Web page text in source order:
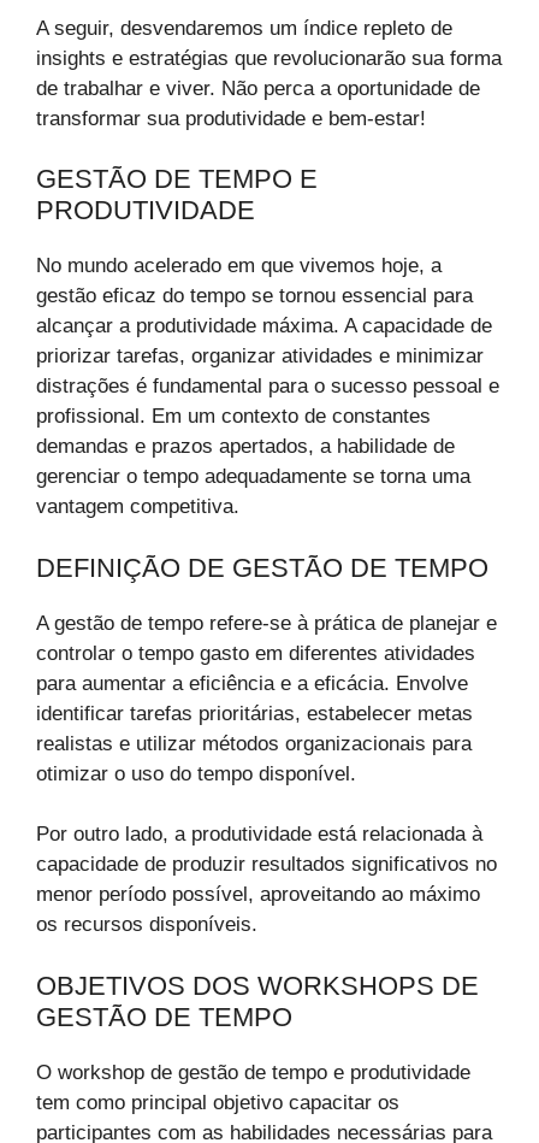
A seguir, desvendaremos um índice repleto de
insights e estratégias que revolucionarão sua forma
de trabalhar e viver. Não perca a oportunidade de
transformar sua produtividade e bem-estar!
GESTÃO DE TEMPO E
PRODUTIVIDADE
No mundo acelerado em que vivemos hoje, a
gestão eficaz do tempo se tornou essencial para
alcançar a produtividade máxima. A capacidade de
priorizar tarefas, organizar atividades e minimizar
distrações é fundamental para o sucesso pessoal e
profissional. Em um contexto de constantes
demandas e prazos apertados, a habilidade de
gerenciar o tempo adequadamente se torna uma
vantagem competitiva.
DEFINIÇÃO DE GESTÃO DE TEMPO
A gestão de tempo refere-se à prática de planejar e
controlar o tempo gasto em diferentes atividades
para aumentar a eficiência e a eficácia. Envolve
identificar tarefas prioritárias, estabelecer metas
realistas e utilizar métodos organizacionais para
otimizar o uso do tempo disponível.
Por outro lado, a produtividade está relacionada à
capacidade de produzir resultados significativos no
menor período possível, aproveitando ao máximo
os recursos disponíveis.
OBJETIVOS DOS WORKSHOPS DE
GESTÃO DE TEMPO
O workshop de gestão de tempo e produtividade
tem como principal objetivo capacitar os
participantes com as habilidades necessárias para